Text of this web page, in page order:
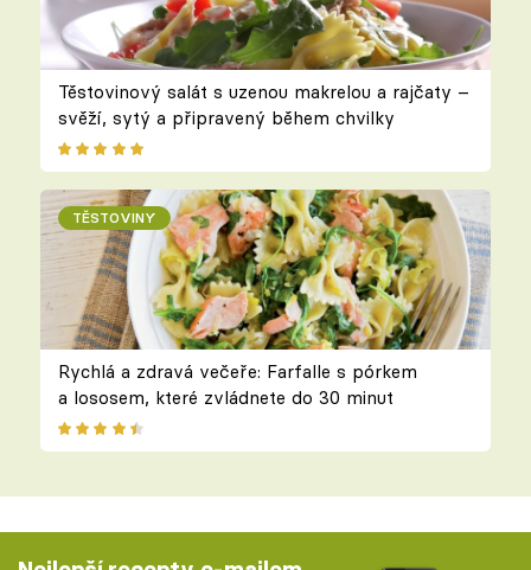
Těstovinový salát s uzenou makrelou a rajčaty –
svěží, sytý a připravený během chvilky
TĚSTOVINY
Rychlá a zdravá večeře: Farfalle s pórkem
a lososem, které zvládnete do 30 minut